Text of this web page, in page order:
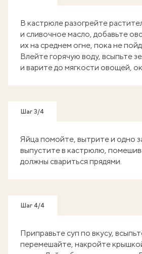
В кастрюле разогрейте
и сливочное масло, добавьте
их на среднем огне, пока не
Влейте горячую воду, всыпьте
и варите до мягкости овощей,
Шаг 3/4
Яйца помойте, вытрите и одно
выпустите в кастрюлю,
должны свариться прядями.
Шаг 4/4
Приправьте суп по вкусу,
перемешайте, накройте